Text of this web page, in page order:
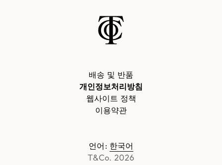
배송 및 반품
개인정보처리방침
웹사이트 정책
이용약관
언어 : 한국어
T&Co. 2026